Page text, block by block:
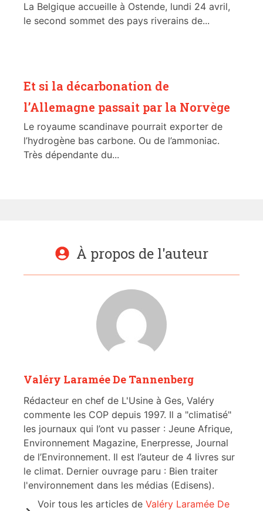
La Belgique accueille à Ostende, lundi 24 avril,
le second sommet des pays riverains de...
Et si la décarbonation de
l’Allemagne passait par la Norvège
Le royaume scandinave pourrait exporter de
l’hydrogène bas carbone. Ou de l’ammoniac.
Très dépendante du...
À propos de l'auteur
Valéry Laramée De Tannenberg
Rédacteur en chef de L'Usine à Ges, Valéry
commente les COP depuis 1997. Il a "climatisé"
les journaux qui l’ont vu passer : Jeune Afrique,
Environnement Magazine, Enerpresse, Journal
de l’Environnement. Il est l’auteur de 4 livres sur
le climat. Dernier ouvrage paru : Bien traiter
l'environnement dans les médias (Edisens).
Voir tous les articles de Valéry Laramée De